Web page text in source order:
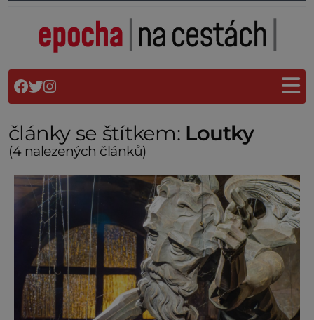
články se štítkem: Loutky
(4 nalezených článků)